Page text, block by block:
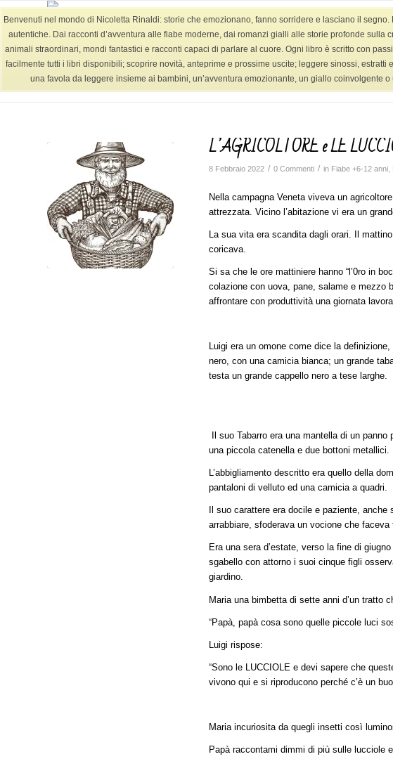
Benvenuti nel mondo di Nicoletta Rinaldi: storie che emozionano, fanno sorridere e lasciano il
autentiche. Dai racconti d’avventura alle fiabe moderne, dai romanzi gialli alle storie profonde
animali straordinari, mondi fantastici e racconti capaci di parlare al cuore. Ogni libro è scritto con
facilmente tutti i libri disponibili; scoprire novità, anteprime e prossime uscite; leggere sinossi,
una favola da leggere insieme ai bambini, un’avventura emozionante, un giallo coinvolgente
BLOG
L’AGRICOLTORE e LE
8 Febbraio 2022 / 0 Commenti / in Fiabe +6-12 anni
Nella campagna Veneta viveva un
attrezzata. Vicino l’abitazione vi era un
La sua vita era scandita dagli orari. Il
coricava.
Si sa che le ore mattiniere hanno “l’0ro in
colazione con uova, pane, salame e mezzo
affrontare con produttività una giornata
Luigi era un omone come dice la
nero, con una camicia bianca; un grande
testa un grande cappello nero a tese larghe.
Il suo Tabarro era una mantella di un
una piccola catenella e due bottoni metallici.
L’abbigliamento descritto era quello della
pantaloni di velluto ed una camicia a quadri.
Il suo carattere era docile e paziente,
arrabbiare, sfoderava un vocione che
Era una sera d’estate, verso la fine di
sgabello con attorno i suoi cinque figli
giardino.
Maria una bimbetta di sette anni d’un tratto
“Papà, papà cosa sono quelle piccole luci
Luigi rispose:
“Sono le LUCCIOLE e devi sapere che
vivono qui e si riproducono perché c’è un
Maria incuriosita da quegli insetti così
Papà raccontami dimmi di più sulle lucciole